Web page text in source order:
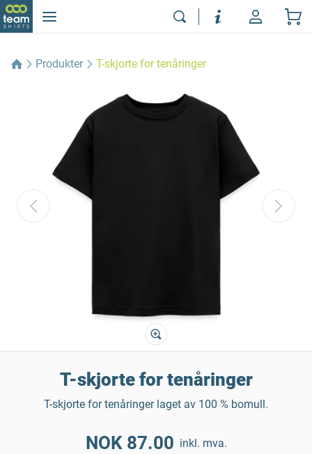
Produkter T-skjorte for tenåringer
T-skjorte for tenåringer
T-skjorte for tenåringer laget av 100 % bomull.
NOK 87.00 inkl. mva.